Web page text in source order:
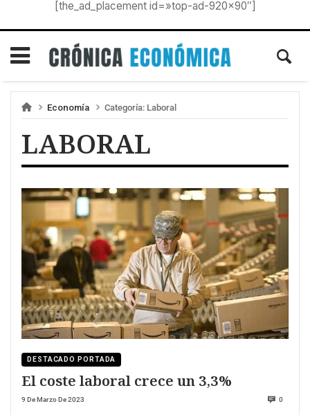
[the_ad_placement id=»top-ad-920×90″]
Economía Categoría: Laboral
LABORAL
DESTACADO PORTADA
El coste laboral crece un 3,3%
9 De Marzo De 2023 0